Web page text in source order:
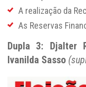
A realização da
As Reservas
Dupla 3: Djalter
Ivanilda Sasso